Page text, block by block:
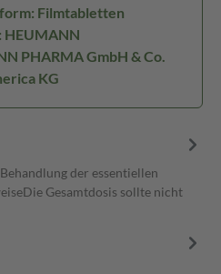
Filmtabletten
HEUMANN
PHARMA GmbH & Co.
KG
der essentiellen
Gesamtdosis sollte nicht